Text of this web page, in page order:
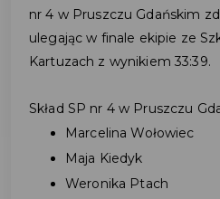
nr 4 w Pruszczu Gdańskim
ulegając w finale ekipie ze
Kartuzach z wynikiem 33:39.
Skład SP nr 4 w Pruszczu
Marcelina Wołowiec
Maja Kiedyk
Weronika Ptach